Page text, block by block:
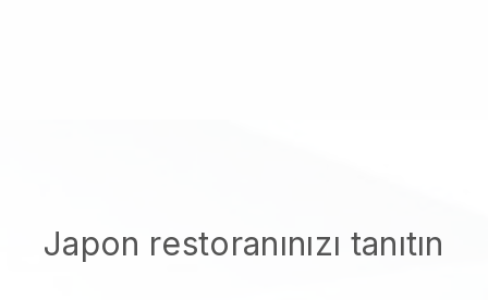
Japon restoranınızı tanıtın